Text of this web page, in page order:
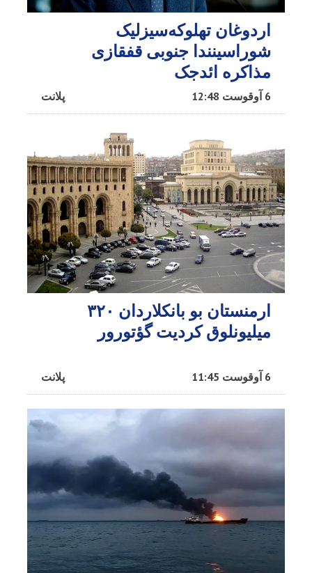
اردوغان تهلوکه‌سیزلیک
شوراسینندا جنوبی قفقازی
مذاکره ائد‌جک
پلانت 6 آوقوست 12:48
ارمنستان بو بانکلاردان ۳۲۰
میلیونلوق کردیت گؤتورور
پلانت 6 آوقوست 11:45